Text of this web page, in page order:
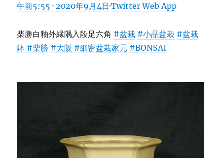
午前5:55 · 2020年9月4日·Twitter Web App
柴勝白釉外縁隅入段足六角 #盆栽 #小品盆栽 #盆栽
鉢 #柴勝 #大阪 #細密盆栽家元 #BONSAI